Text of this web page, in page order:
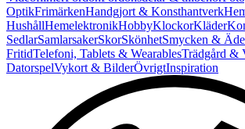
OptikFrimärkenHandgjort & Konsthantverk
HushållHemelektronikHobbyKlockorKläder
SedlarSamlarsakerSkorSkönhetSmycken &
FritidTelefoni, Tablets & WearablesTrädgård &
DatorspelVykort & BilderÖvrigtInspiration